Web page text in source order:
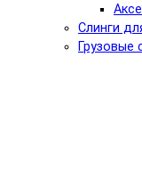
Слинги
Грузовые